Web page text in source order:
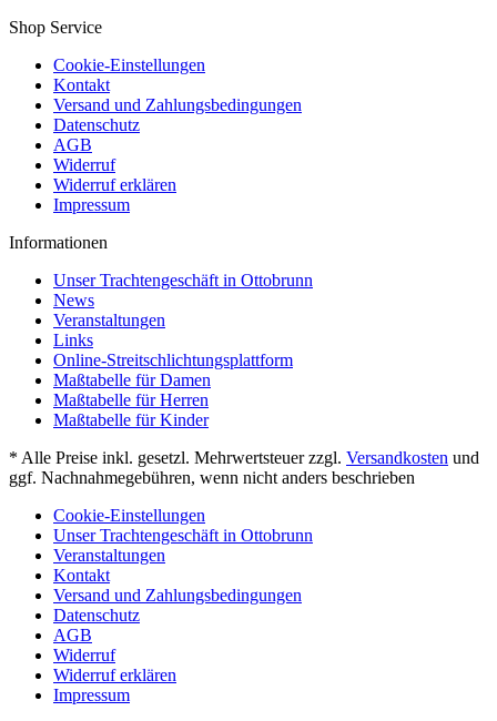
Shop Service
Cookie-Einstellungen
Kontakt
Versand und Zahlungsbedingungen
Datenschutz
AGB
Widerruf
Widerruf erklären
Impressum
Informationen
Unser Trachtengeschäft in Ottobrunn
News
Veranstaltungen
Links
Online-Streitschlichtungsplattform
Maßtabelle für Damen
Maßtabelle für Herren
Maßtabelle für Kinder
* Alle Preise inkl. gesetzl. Mehrwertsteuer zzgl. Versandkosten und
ggf. Nachnahmegebühren, wenn nicht anders beschrieben
Cookie-Einstellungen
Unser Trachtengeschäft in Ottobrunn
Veranstaltungen
Kontakt
Versand und Zahlungsbedingungen
Datenschutz
AGB
Widerruf
Widerruf erklären
Impressum